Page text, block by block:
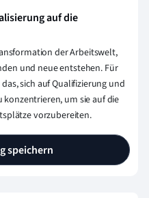
auf die
der Arbeitswelt,
und neue entstehen. Für
sich auf Qualifizierung und
um sie auf die
vorzubereiten.
speichern